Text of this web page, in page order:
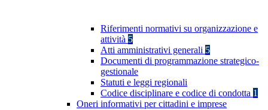
Riferimenti normativi su organizzazione e
attività 5
Atti amministrativi generali 5
Documenti di programmazione strategico-
gestionale
Statuti e leggi regionali
Codice disciplinare e codice di condotta 1
Oneri informativi per cittadini e imprese